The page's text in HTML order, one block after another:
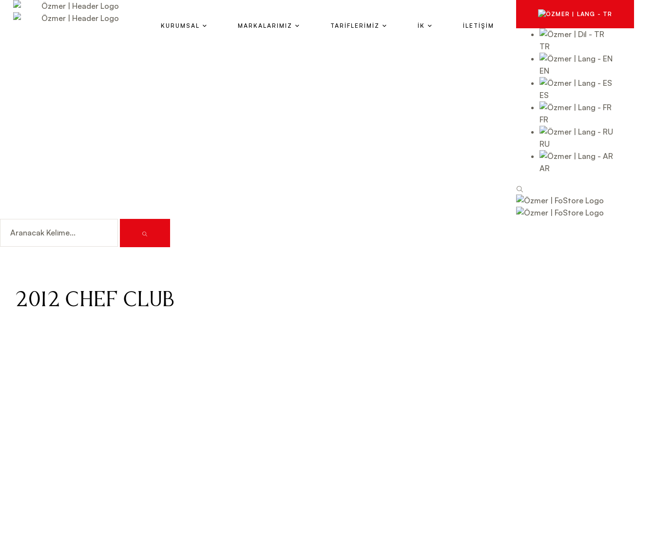
KURUMSAL MARKALARIMIZ TARİFLERİMİZ İK İLETİŞİM
TR
EN
ES
FR
RU
AR
2012 CHEF CLUB